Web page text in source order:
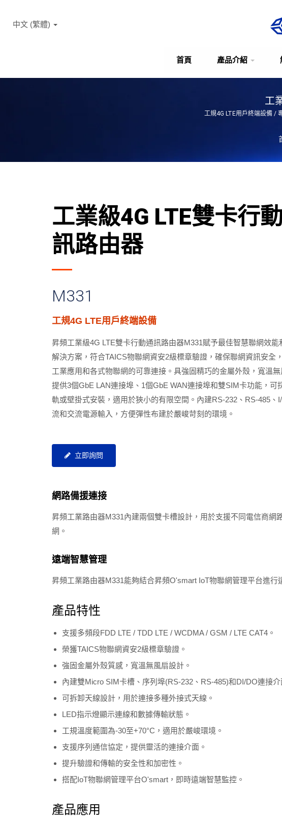
首頁 產品介紹
中文 (繁體)
工
工規4G LTE用戶終端設備 /
工業4G路由器可擴充蜂巢式天線M331
工業級4G LTE雙卡行
訊路由器
M331
工規4G LTE用戶終端設備
昇頻工業級4G LTE雙卡行動通訊路由器M331賦予最佳智慧聯網效能
解決方案，符合TAICS物聯網資安2級標章驗證，確保聯網資訊安全
工業應用和各式物聯網的可靠連接。具強固精巧的金屬外殼，寬溫無
提供3個GbE LAN連接埠、1個GbE WAN連接埠和雙SIM卡功能，可
軌或壁掛式安裝，適用於狹小的有限空間。內建RS-232、RS-485、
流和交流電源輸入，方便彈性布建於嚴峻苛刻的環境。
立即詢問
網路備援連接
昇頻工業路由器M331內建兩個雙卡槽設計，用於支援不同電信商
網。
遠端智慧管理
昇頻工業路由器M331能夠結合昇頻O'smart IoT物聯網管理平台進
產品特性
支援多頻段FDD LTE / TDD LTE / WCDMA / GSM / LTE CAT4。
榮獲TAICS物聯網資安2級標章驗證。
強固金屬外殼質感，寬溫無風扇設計。
內建雙Micro SIM卡槽、序列埠(RS-232、RS-485)和DI/DO連接介
可拆卸天線設計，用於連接多種外接式天線。
LED指示燈顯示連線和數據傳輸狀態。
工規溫度範圍為-30至+70°C，適用於嚴峻環境。
支援序列通信協定，提供靈活的連接介面。
提升驗證和傳輸的安全性和加密性。
搭配IoT物聯網管理平台O'smart，即時遠端智慧監控。
產品應用